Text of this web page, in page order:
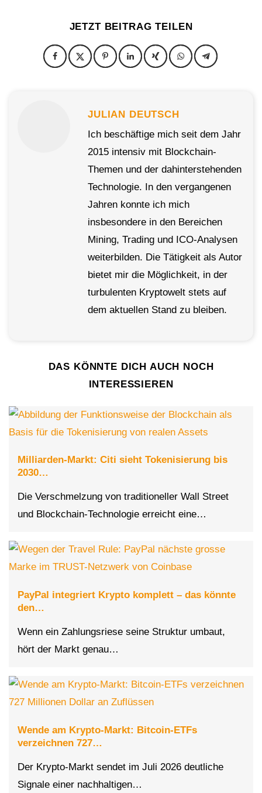
JETZT BEITRAG TEILEN
JULIAN DEUTSCH
Ich beschäftige mich seit dem Jahr
2015 intensiv mit Blockchain-
Themen und der dahinterstehenden
Technologie. In den vergangenen
Jahren konnte ich mich
insbesondere in den Bereichen
Mining, Trading und ICO-Analysen
weiterbilden. Die Tätigkeit als Autor
bietet mir die Möglichkeit, in der
turbulenten Kryptowelt stets auf
dem aktuellen Stand zu bleiben.
DAS KÖNNTE DICH AUCH NOCH
INTERESSIEREN
Milliarden-Markt: Citi sieht Tokenisierung bis
2030…
Die Verschmelzung von traditioneller Wall Street
und Blockchain-Technologie erreicht eine…
PayPal integriert Krypto komplett – das könnte
den…
Wenn ein Zahlungsriese seine Struktur umbaut,
hört der Markt genau…
Wende am Krypto-Markt: Bitcoin-ETFs
verzeichnen 727…
Der Krypto-Markt sendet im Juli 2026 deutliche
Signale einer nachhaltigen…